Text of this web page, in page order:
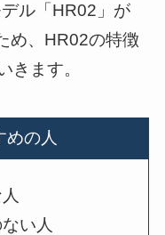
ル「HR02」が
め、HR02の特徴
きます。
めの人
い人